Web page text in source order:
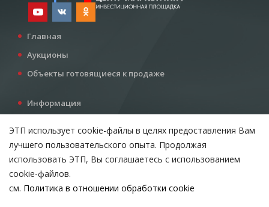
Главная
Аукционы
Объекты готовящиеся к продаже
Информация
Все для инвестора
Контакты
Возникли вопросы?
ЭТП использует cookie-файлы в целях предоставления Вам
лучшего пользовательского опыта. Продолжая
использовать ЭТП, Вы соглашаетесь с использованием
cookie-файлов.
см. Политика в отношении обработки cookie